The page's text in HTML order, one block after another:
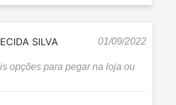
SILVA 01/09/2022
opções para pegar na loja ou